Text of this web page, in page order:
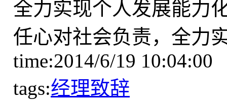
全力实现个人发展能力
任心对社会负责，全力
time:2014/6/19
tags:经理致辞